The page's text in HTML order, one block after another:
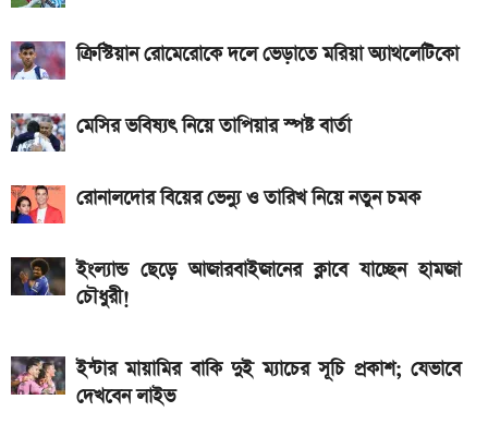
ডিসপ্লে, থাকছে সরু ফ্রেম
যাবে
ক্রিস্টিয়ান রোমেরোকে দলে ভেড়াতে মরিয়া অ্যাথলেটিকো
মেসির ভবিষ্যৎ নিয়ে তাপিয়ার স্পষ্ট বার্তা
রোনালদোর বিয়ের ভেন্যু ও তারিখ নিয়ে নতুন চমক
ইংল্যান্ড ছেড়ে আজারবাইজানের ক্লাবে যাচ্ছেন হামজা
চৌধুরী!
ইন্টার মায়ামির বাকি দুই ম্যাচের সূচি প্রকাশ; যেভাবে
দেখবেন লাইভ